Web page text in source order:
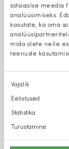
sotsiaalse meedia
analüüsimiseks.
kasutate, ka oma
mida olete neile
teenuste
Nõusoleku
valik
Vajalik
Eelistused
Statistika
Turustamine